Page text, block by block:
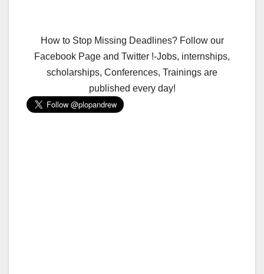
How to Stop Missing Deadlines? Follow our
Facebook Page and Twitter !-Jobs, internships,
scholarships, Conferences, Trainings are
published every day!